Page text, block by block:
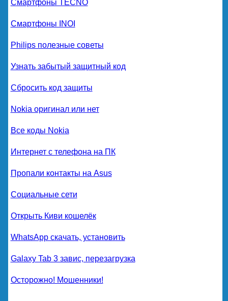
Смартфоны TECNO
Смартфоны INOI
Philips полезные советы
Узнать забытый защитный код
Сбросить код защиты
Nokia оригинал или нет
Все коды Nokia
Интернет с телефона на ПК
Пропали контакты на Asus
Социальные сети
Открыть Киви кошелёк
WhatsApp скачать, установить
Galaxy Tab 3 завис, перезагрузка
Осторожно! Мошенники!